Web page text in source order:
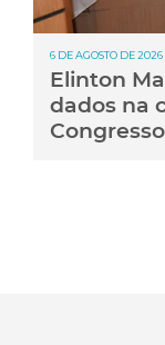
6 DE AGOSTO DE 2026
Elinton
dados na